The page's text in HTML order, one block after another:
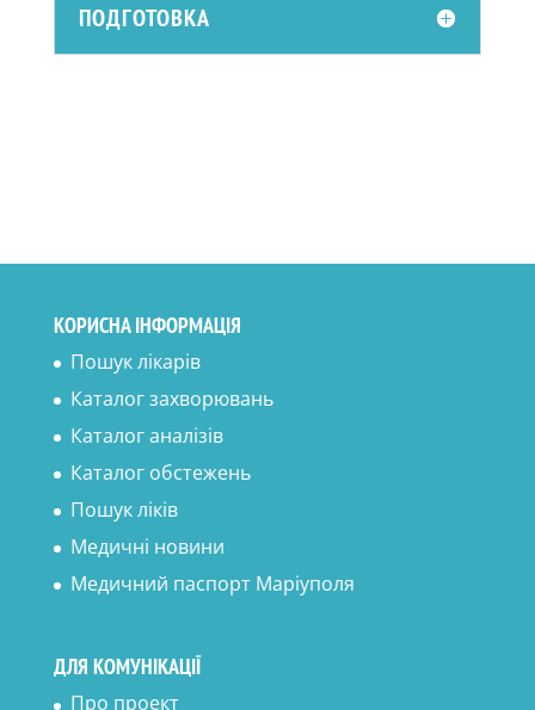
ПОДГОТОВКА
КОРИСНА ІНФОРМАЦІЯ
Пошук лікарів
Каталог захворювань
Каталог аналізів
Каталог обстежень
Пошук ліків
Медичні новини
Медичний паспорт Маріуполя
ДЛЯ КОМУНІКАЦІЇ
Про проект